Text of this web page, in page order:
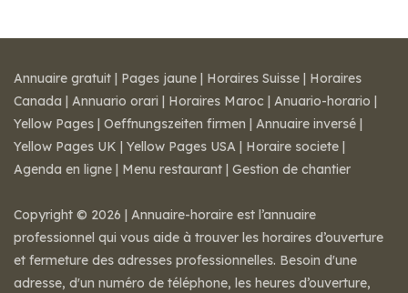
Annuaire gratuit | Pages jaune | Horaires Suisse | Horaires
Canada | Annuario orari | Horaires Maroc | Anuario-horario |
Yellow Pages | Oeffnungszeiten firmen | Annuaire inversé |
Yellow Pages UK | Yellow Pages USA | Horaire societe |
Agenda en ligne | Menu restaurant | Gestion de chantier
Copyright © 2026 | Annuaire-horaire est l’annuaire
professionnel qui vous aide à trouver les horaires d’ouverture
et fermeture des adresses professionnelles. Besoin d'une
adresse, d'un numéro de téléphone, les heures d’ouverture,